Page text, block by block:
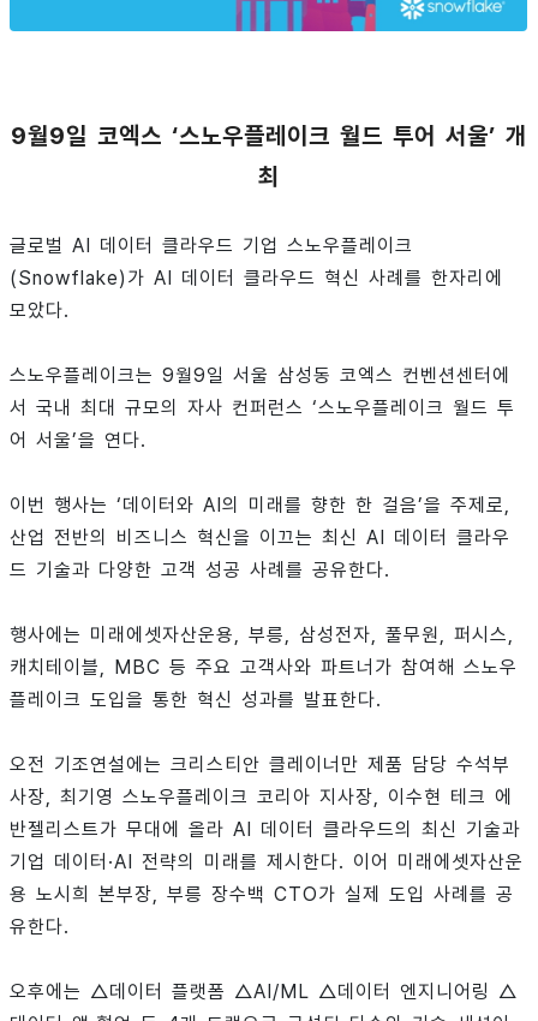
9월9일 코엑스 ‘스노우플레이크 월드 투어 서울’ 개
최
글로벌 AI 데이터 클라우드 기업 스노우플레이크
(Snowflake)가 AI 데이터 클라우드 혁신 사례를 한자리에
모았다.
스노우플레이크는 9월9일 서울 삼성동 코엑스 컨벤션센터에
서 국내 최대 규모의 자사 컨퍼런스 ‘스노우플레이크 월드 투
어 서울’을 연다.
이번 행사는 ‘데이터와 AI의 미래를 향한 한 걸음’을 주제로,
산업 전반의 비즈니스 혁신을 이끄는 최신 AI 데이터 클라우
드 기술과 다양한 고객 성공 사례를 공유한다.
행사에는 미래에셋자산운용, 부릉, 삼성전자, 풀무원, 퍼시스,
캐치테이블, MBC 등 주요 고객사와 파트너가 참여해 스노우
플레이크 도입을 통한 혁신 성과를 발표한다.
오전 기조연설에는 크리스티안 클레이너만 제품 담당 수석부
사장, 최기영 스노우플레이크 코리아 지사장, 이수현 테크 에
반젤리스트가 무대에 올라 AI 데이터 클라우드의 최신 기술과
기업 데이터·AI 전략의 미래를 제시한다. 이어 미래에셋자산운
용 노시희 본부장, 부릉 장수백 CTO가 실제 도입 사례를 공
유한다.
오후에는 △데이터 플랫폼 △AI/ML △데이터 엔지니어링 △